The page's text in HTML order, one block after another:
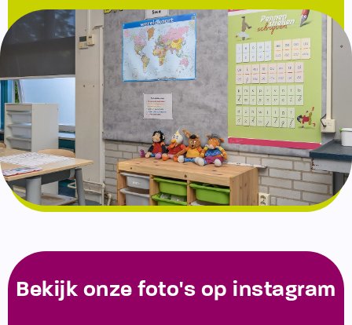
Bekijk onze foto's op instagram